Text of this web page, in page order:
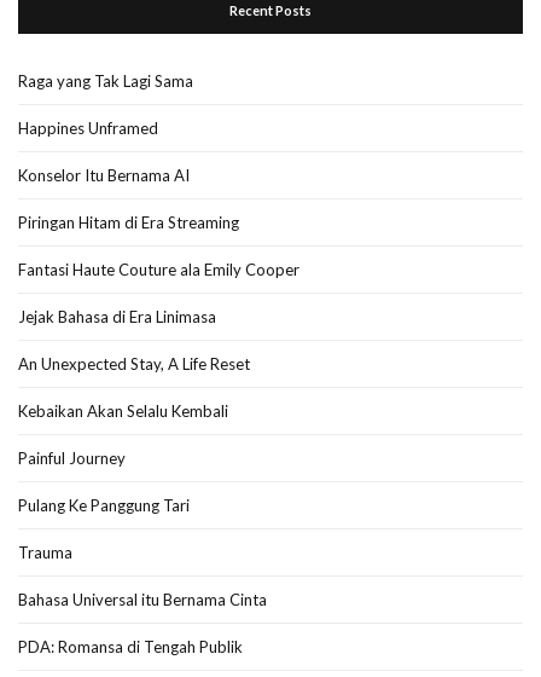
Recent Posts
Raga yang Tak Lagi Sama
Happines Unframed
Konselor Itu Bernama AI
Piringan Hitam di Era Streaming
Fantasi Haute Couture ala Emily Cooper
Jejak Bahasa di Era Linimasa
An Unexpected Stay, A Life Reset
Kebaikan Akan Selalu Kembali
Painful Journey
Pulang Ke Panggung Tari
Trauma
Bahasa Universal itu Bernama Cinta
PDA: Romansa di Tengah Publik